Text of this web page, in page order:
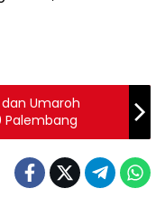
Umaroh
Palembang